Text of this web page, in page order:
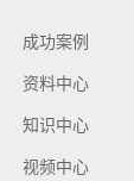
成功案例
资料中心
知识中心
视频中心